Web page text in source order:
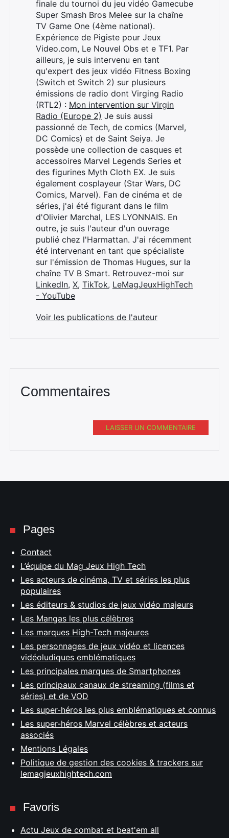
finale du tournoi du jeu vidéo Gamecube
Super Smash Bros Melee sur la chaîne
TV Game One (4ème national).
Expérience de Pigiste pour Jeux
Video.com, Le Nouvel Obs et e TF1. Par
ailleurs, je suis intervenu en tant
qu'expert des jeux vidéo Fitness Boxing
(Switch et Switch 2) sur plusieurs
émissions de radio dont Virging Radio
(RTL2) : Mon intervention sur Virgin
Radio (Europe 2) Je suis aussi
passionné de Tech, de comics (Marvel,
DC Comics) et de Saint Seiya. Je
possède une collection de casques et
accessoires Marvel Legends Series et
des figurines Myth Cloth EX. Je suis
également cosplayeur (Star Wars, DC
Comics, Marvel). Fan de cinéma et de
séries, j'ai été figurant dans le film
d'Olivier Marchal, LES LYONNAIS. En
outre, je suis l'auteur d'un ouvrage
publié chez l'Harmattan. J'ai récemment
été intervenant en tant que spécialiste
sur l'émission de Thomas Hugues, sur la
chaîne TV B Smart. Retrouvez-moi sur
LinkedIn, X, TikTok, LeMagJeuxHighTech
- YouTube
Voir les publications de l'auteur
Commentaires
LAISSER UN COMMENTAIRE
Pages
Contact
L’équipe du Mag Jeux High Tech
Les acteurs de cinéma, TV et séries les plus
populaires
Les éditeurs & studios de jeux vidéo majeurs
Les Mangas les plus célèbres
Les marques High-Tech majeures
Les personnages de jeux vidéo et licences
vidéoludiques emblématiques
Les principales marques de Smartphones
Les principaux canaux de streaming (films et
séries) et de VOD
Les super-héros les plus emblématiques et connus
Les super-héros Marvel célèbres et acteurs
associés
Mentions Légales
Politique de gestion des cookies & trackers sur
lemagjeuxhightech.com
Favoris
Actu Jeux de combat et beat'em all
Rechercher
: